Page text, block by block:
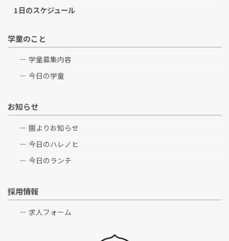
1日のスケジュール
学童のこと
学童募集内容
今日の学童
お知らせ
園よりお知らせ
今日のハレノヒ
今日のランチ
採用情報
求人フォーム